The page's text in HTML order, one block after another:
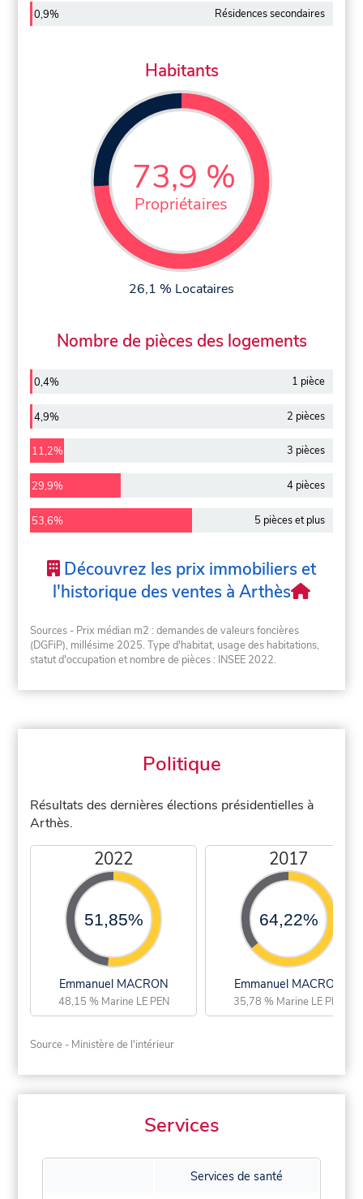
0,9% Résidences secondaires
Habitants
73,9 %
Propriétaires
26,1 % Locataires
Nombre de pièces des logements
0,4% 1 pièce
4,9% 2 pièces
11,2% 3 pièces
29,9% 4 pièces
53,6% 5 pièces et plus
Découvrez les prix immobiliers et
l'historique des ventes à Arthès
Sources - Prix médian m2 : demandes de valeurs foncières
(DGFiP), millésime 2025. Type d'habitat, usage des habitations,
statut d'occupation et nombre de pièces : INSEE 2022.
Politique
Résultats des dernières élections présidentielles à
Arthès.
2022
51,85%
Emmanuel MACRON
48,15 % Marine LE PEN
2017
64,22%
Emmanuel MACRON
35,78 % Marine LE PEN
Source - Ministère de l'intérieur
Services
Services de santé